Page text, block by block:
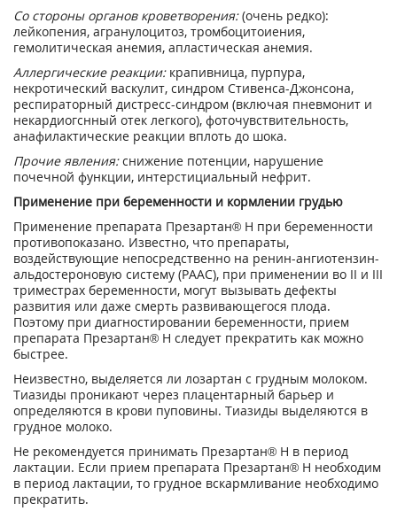
Со стороны органов кроветворения:(очень редко):
лейкопения, агранулоцитоз, тромбоцитоиения,
гемолитическая анемия, апластическая анемия.
Аллергические реакции:крапивница, пурпура,
некротический васкулит, синдром Стивенса-Джонсона,
респираторный дистресс-синдром (включая пневмонит и
некардиогснный отек легкого), фоточувствительность,
анафилактические реакции вплоть до шока.
Прочие явления:снижение потенции, нарушение
почечной функции, интерстициальный нефрит.
Применение при беременности и кормлении грудью
Применение препарата Презартан® Н при беременности
противопоказано. Известно, что препараты,
воздействующие непосредственно на ренин-ангиотензин-
альдостероновую систему (РААС), при применении во II и III
триместрах беременности, могут вызывать дефекты
развития или даже смерть развивающегося плода.
Поэтому при диагностировании беременности, прием
препарата Презартан® Н следует прекратить как можно
быстрее.
Неизвестно, выделяется ли лозартан с грудным молоком.
Тиазиды проникают через плацентарный барьер и
определяются в крови пуповины. Тиазиды выделяются в
грудное молоко.
Не рекомендуется принимать Презартан® Н в период
лактации. Если прием препарата Презартан® Н необходим
в период лактации, то грудное вскармливание необходимо
прекратить.